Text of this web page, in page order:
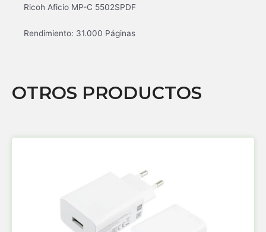
Ricoh Aficio MP-C 5502SPDF
Rendimiento: 31.000 Páginas
OTROS PRODUCTOS